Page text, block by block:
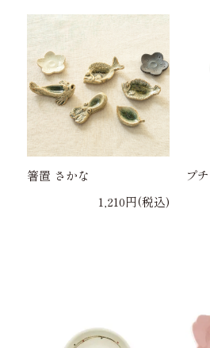
箸置 さかな
1,210円(税込)
プ